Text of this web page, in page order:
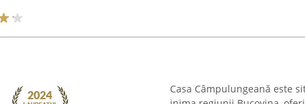
Casa Câmpulungeană este